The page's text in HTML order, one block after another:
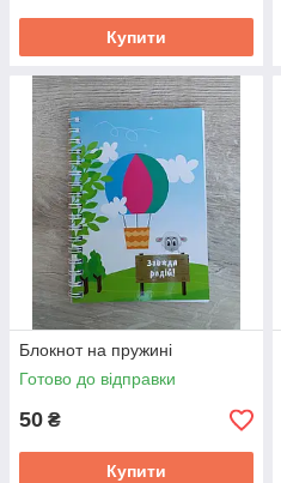
Купити
Блокнот на пружині
Готово до відправки
50 ₴
Купити